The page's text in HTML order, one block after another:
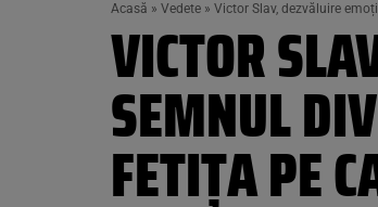
Acasă » Vedete » Victor Slav, dezvăluire
VICTOR
SEMNUL
FETIȚA PE